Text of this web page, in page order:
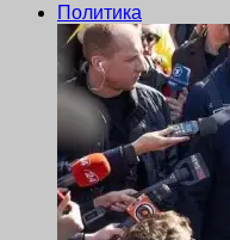
Политика